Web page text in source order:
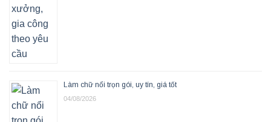
Làm chữ nổi trọn gói, uy tín, giá tốt
04/08/2026